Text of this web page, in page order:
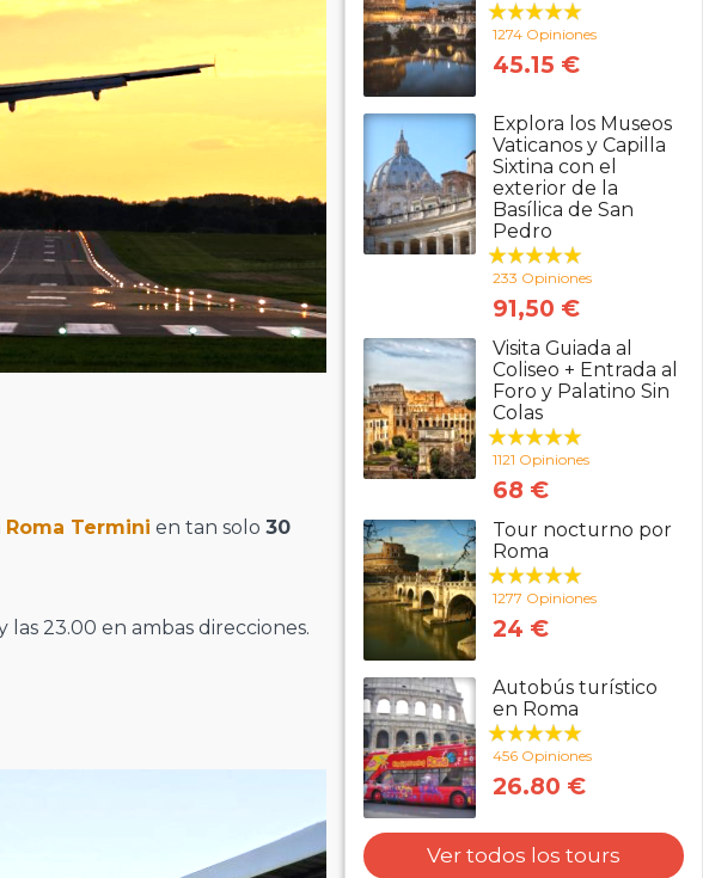
Roma Termini en tan solo30
23.00 en ambas direcciones.
1274 Opiniones
45.15 €
Explora los Museos
Vaticanos y Capilla
Sixtina con el
exterior de la
Basílica de San
Pedro
233 Opiniones
91,50 €
Visita Guiada al
Coliseo + Entrada al
Foro y Palatino Sin
Colas
1121 Opiniones
68 €
Tour nocturno por
Roma
1277 Opiniones
24 €
Autobús turístico
en Roma
456 Opiniones
26.80 €
Ver todos los tours